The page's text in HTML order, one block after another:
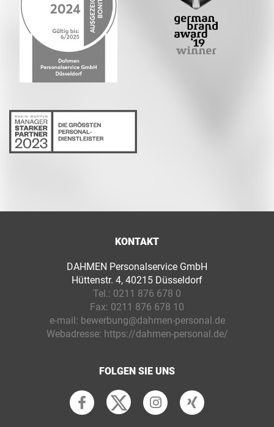
KONTAKT
DAHMEN Personalservice GmbH
Hüttenstr. 4, 40215 Düsseldorf
Tel.: 0211 876 678 0
Fax: 0211 876 678 10
e-mail: bewerbung@dahmen-personal.de
Webadresse: https://dahmen-personal.de/
FOLGEN SIE UNS